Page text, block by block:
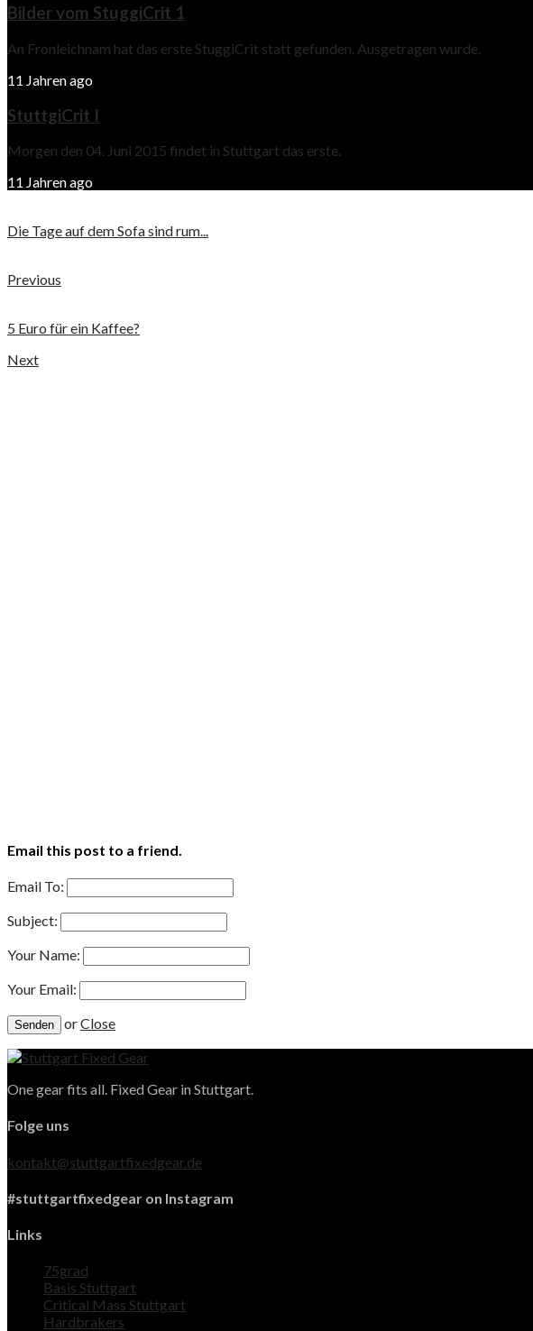
Bilder vom StuggiCrit 1
An Fronleichnam hat das erste StuggiCrit statt gefunden. Ausgetragen wurde.
11 Jahren ago
StuttgiCrit I
Morgen den 04. Juni 2015 findet in Stuttgart das erste.
11 Jahren ago
Die Tage auf dem Sofa sind rum...
Previous
5 Euro für ein Kaffee?
Next
Email this post to a friend.
Email To:
Subject:
Your Name:
Your Email:
orClose
One gear fits all. Fixed Gear in Stuttgart.
Folge uns
kontakt@stuttgartfixedgear.de
#stuttgartfixedgear on Instagram
Links
75grad
Basis Stuttgart
Critical Mass Stuttgart
Hardbrakers